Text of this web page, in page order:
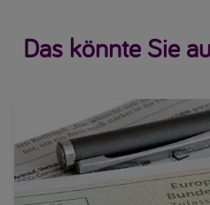
Das könnte Sie